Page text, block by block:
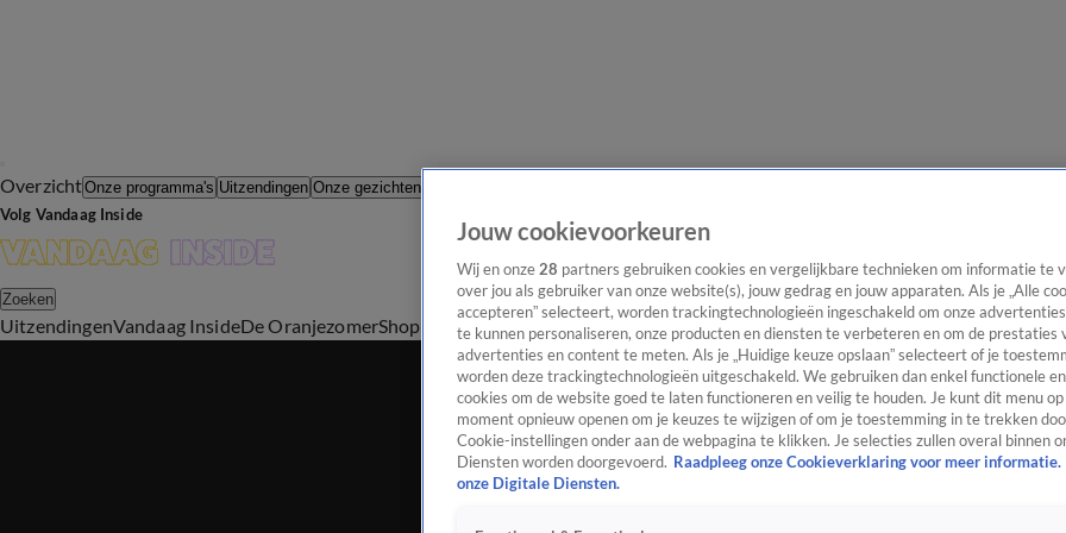
OverzichtOnze programma's Uitzendingen Onze gezichten
Volg Vandaag Inside
Zoeken
UitzendingenVandaag InsideDe OranjezomerShop Uitzending bijwonen
Jouw cookievoorkeuren
Wij en onze 28 partners gebruiken cookies en vergelijkbare technieken om informatie te
over jou als gebruiker van onze website(s), jouw gedrag en jouw apparaten. Als je „Alle
accepteren” selecteert, worden trackingtechnologieën ingeschakeld om onze
te kunnen personaliseren, onze producten en diensten te verbeteren en om de prestaties
advertenties en content te meten. Als je „Huidige keuze opslaan” selecteert of je
worden deze trackingtechnologieën uitgeschakeld. We gebruiken dan enkel functionele
cookies om de website goed te laten functioneren en veilig te houden. Je kunt dit menu
moment opnieuw openen om je keuzes te wijzigen of om je toestemming in te trekken
Cookie-instellingen onder aan de webpagina te klikken. Je selecties zullen overal binnen
Diensten worden doorgevoerd. Raadpleeg onze Cookieverklaring voor meer informatie.
onze Digitale Diensten.